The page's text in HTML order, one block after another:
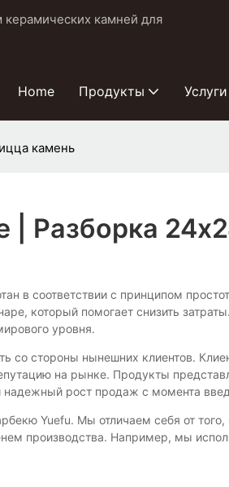
керамических камней для
Home Продукты Услуги
камень
Разборка
в соответствии с принципом
который помогает снизить
уровня.
стороны нынешних клиентов.
на рынке. Продукты
надежный рост продаж с момента
Yuefu. Мы отличаем себя от
производства. Например, мы